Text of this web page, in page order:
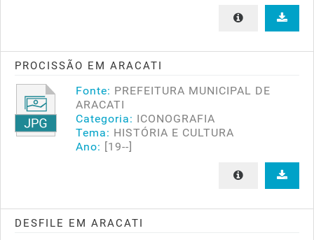
PROCISSÃO EM ARACATI
Fonte: PREFEITURA MUNICIPAL DE
ARACATI
Categoria: ICONOGRAFIA
Tema: HISTÓRIA E CULTURA
Ano: [19--]
DESFILE EM ARACATI